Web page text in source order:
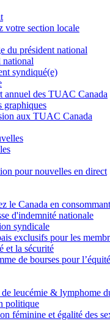
votre section locale
du président national
national
syndiqué(e)
annuel des TUAC Canada
graphiques
aux TUAC Canada
pour nouvelles en direct
le Canada en
d'indemnité nationale
syndicale
exclusifs pour les
et la sécurité
de bourses pour
de leucémie & lymphome
politique
féminine et égalité des